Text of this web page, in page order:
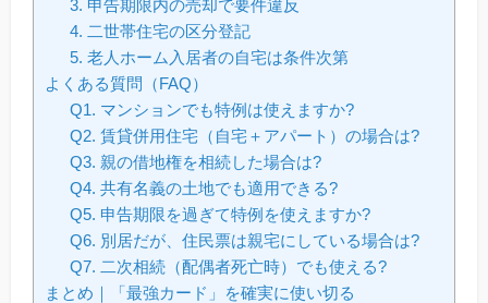
3. 申告期限内の売却で要件違反
4. 二世帯住宅の区分登記
5. 老人ホーム入居者の自宅は条件次第
よくある質問（FAQ）
Q1. マンションでも特例は使えますか?
Q2. 賃貸併用住宅（自宅＋アパート）の場合は?
Q3. 親の借地権を相続した場合は?
Q4. 共有名義の土地でも適用できる?
Q5. 申告期限を過ぎて特例を使えますか?
Q6. 別居だが、住民票は親宅にしている場合は?
Q7. 二次相続（配偶者死亡時）でも使える?
まとめ｜「最強カード」を確実に使い切る